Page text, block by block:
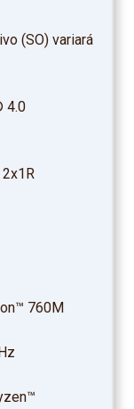
(SO) variará
4.0
760M